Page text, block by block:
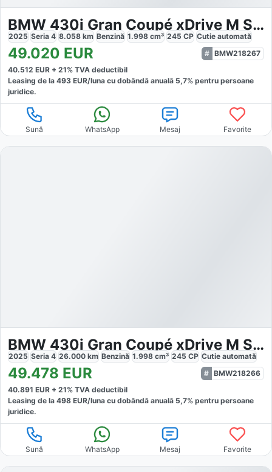
BMW 430i Gran Coupé xDrive M Sport
2025 Seria 4 8.058 km Benzină 1.998 cm³ 245 CP Cutie automată
49.020 EUR
BMW218267
40.512 EUR + 21% TVA deductibil
Leasing de la 493 EUR/luna cu dobăndă anuală 5,7% pentru persoane
juridice.
Sună WhatsApp Mesaj Favorite
BMW 430i Gran Coupé xDrive M Sport
2025 Seria 4 26.000 km Benzină 1.998 cm³ 245 CP Cutie automată
49.478 EUR
BMW218266
40.891 EUR + 21% TVA deductibil
Leasing de la 498 EUR/luna cu dobăndă anuală 5,7% pentru persoane
juridice.
Sună WhatsApp Mesaj Favorite